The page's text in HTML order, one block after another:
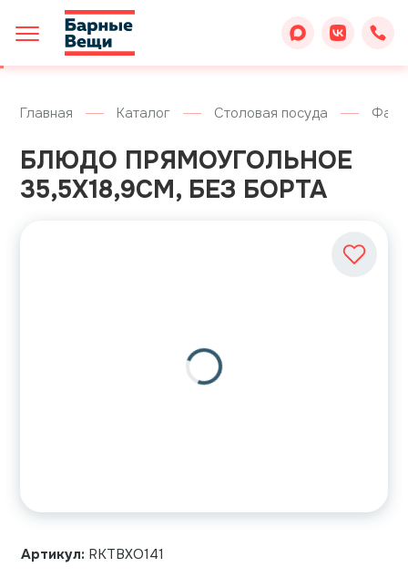
Главная Каталог Столовая посуда
БЛЮДО ПРЯМОУГОЛЬНОЕ
35,5Х18,9СМ, БЕЗ БОРТА
Артикул: RKTBXO141